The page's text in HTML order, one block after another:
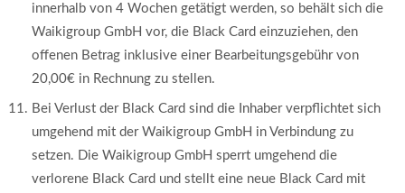
innerhalb von 4 Wochen getätigt werden, so behält sich die
Waikigroup GmbH vor, die Black Card einzuziehen, den
offenen Betrag inklusive einer Bearbeitungsgebühr von
20,00€ in Rechnung zu stellen.
Bei Verlust der Black Card sind die Inhaber verpflichtet sich
umgehend mit der Waikigroup GmbH in Verbindung zu
setzen. Die Waikigroup GmbH sperrt umgehend die
verlorene Black Card und stellt eine neue Black Card mit